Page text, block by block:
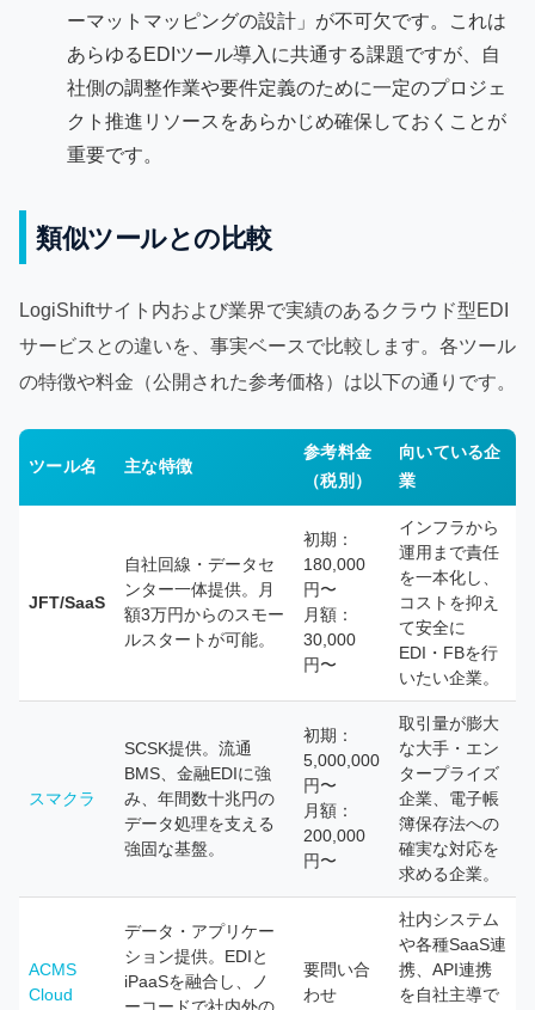
ーマットマッピングの設計」が不可欠です。これは
あらゆるEDIツール導入に共通する課題ですが、自
社側の調整作業や要件定義のために一定のプロジェ
クト推進リソースをあらかじめ確保しておくことが
重要です。
類似ツールとの比較
LogiShiftサイト内および業界で実績のあるクラウド型EDI
サービスとの違いを、事実ベースで比較します。各ツール
の特徴や料金（公開された参考価格）は以下の通りです。
ツール名 主な特徴
参考料金
（税別）
向いている企
業
JFT/SaaS
自社回線・データセ
ンター一体提供。月
額3万円からのスモー
ルスタートが可能。
初期：
180,000
円〜
月額：
30,000
円〜
インフラから
運用まで責任
を一本化し、
コストを抑え
て安全に
EDI・FBを行
いたい企業。
スマクラ
SCSK提供。流通
BMS、金融EDIに強
み、年間数十兆円の
データ処理を支える
強固な基盤。
初期：
5,000,000
円〜
月額：
200,000
円〜
取引量が膨大
な大手・エン
タープライズ
企業、電子帳
簿保存法への
確実な対応を
求める企業。
ACMS
Cloud
データ・アプリケー
ション提供。EDIと
iPaaSを融合し、ノ
要問い合
わせ
社内システム
や各種SaaS連
携、API連携
を自社主導で